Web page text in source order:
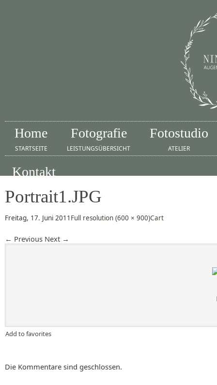
Home
STARTSEITE
Fotografie
LEISTUNGSÜBERSICHT
Fotostudio
ATELIER
Kontakt
Portrait1.JPG
Freitag, 17. Juni 2011 Full resolution (600 × 900)Cart
← Previous Next →
Add to favorites
Die Kommentare sind geschlossen.